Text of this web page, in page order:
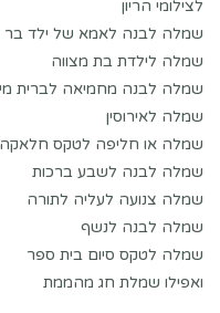
לצילומי הריון
שמלה לבנה לאמא של ילד בר
שמלה לילדת בת מצווה
שמלה לבנה מחמיאה לברית
שמלה לאירוסין
שמלה או חליפה לטקס
שמלה לבנה לשבע ברכות
שמלה צנועה לעליה לתורה
שמלה לבנה לנשף
שמלה לטקס סיום בית ספר
ואפילו שמלת חג מהממת